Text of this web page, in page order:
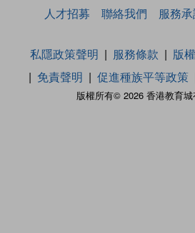
人才招募
聯絡我們 服務
版權所有© 2026 香港教育城
私隱政策聲明 服務條款
版
免責聲明
促進種族平等政策